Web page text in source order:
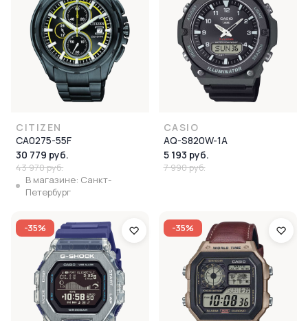
CITIZEN
CA0275-55F
30 779 руб.
43 970 руб.
В магазине: Санкт-
Петербург
CASIO
AQ-S820W-1A
5 193 руб.
7 990 руб.
-35% -35%